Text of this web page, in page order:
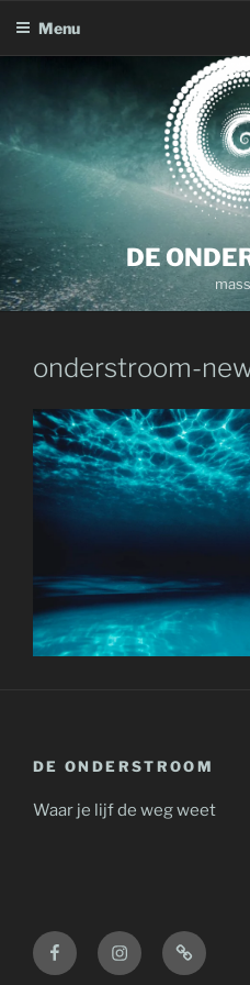
DE
Menu
onderstroom-
DE ONDERSTROOM
Waar je lijf de weg weet
FacebookInstagramContact